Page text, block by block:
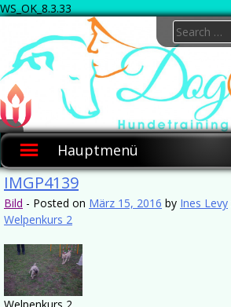
WS_OK_8.3.33
content
Hundetraining
Baden,
Hundeschule
Baden,
Ausbildung,
Welpen,
Junghunde,
Nasenarbeit,
Mantrailing,
Hundeplatz
Baden bei
Hauptmenü
Search
for:
IMGP4139
Bild - Posted on März 15, 2016 by Ines Levy
Welpenkurs 2